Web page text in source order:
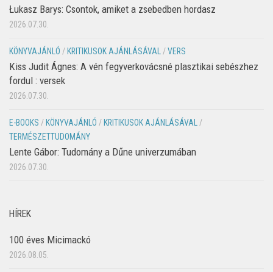
Łukasz Barys: Csontok, amiket a zsebedben hordasz
2026.07.30.
KÖNYVAJÁNLÓ /KRITIKUSOK AJÁNLÁSÁVAL /VERS
Kiss Judit Ágnes: A vén fegyverkovácsné plasztikai sebészhez
fordul : versek
2026.07.30.
E-BOOKS /KÖNYVAJÁNLÓ /KRITIKUSOK AJÁNLÁSÁVAL /
TERMÉSZETTUDOMÁNY
Lente Gábor: Tudomány a Dűne univerzumában
2026.07.30.
HÍREK
100 éves Micimackó
2026.08.05.